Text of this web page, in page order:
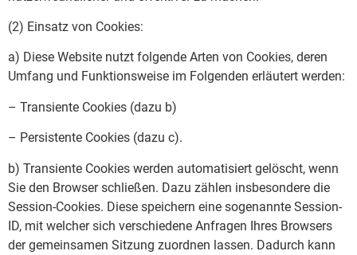
(2) Einsatz von Cookies:
a) Diese Website nutzt folgende Arten von Cookies, deren
Umfang und Funktionsweise im Folgenden erläutert werden:
– Transiente Cookies (dazu b)
– Persistente Cookies (dazu c).
b) Transiente Cookies werden automatisiert gelöscht, wenn
Sie den Browser schließen. Dazu zählen insbesondere die
Session-Cookies. Diese speichern eine sogenannte Session-
ID, mit welcher sich verschiedene Anfragen Ihres Browsers
der gemeinsamen Sitzung zuordnen lassen. Dadurch kann